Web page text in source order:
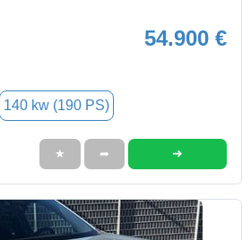
54.900 €
140 kw (190 PS)
★ ➦ ➜